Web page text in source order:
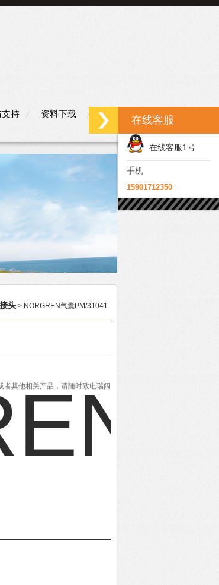
持 资料下载 联系我们
接头 > NORGREN气囊PM/31041
其他相关产品，请随时致电瑞阔
在线客服
在线客服1号
手机
15901712350